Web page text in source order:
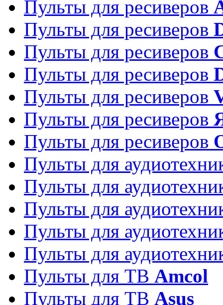
Пульты для ресиверов
Пульты для ресиверов
Пульты для ресиверов
Пульты для ресиверов
Пульты для ресиверов
Пульты для ресиверов
Пульты для ресиверов
Пульты для
Пульты для
Пульты для
Пульты для
Пульты для
Пульты для ТВ Amcol
Пульты для ТВ Asus